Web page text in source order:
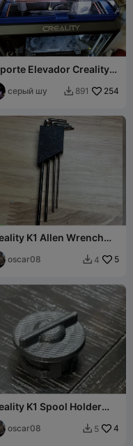
Elevador Creality
серый шу  891 254
K1 Allen Wrench
(NO SUPPORTS)
oscar08  4 5
K1 Spool Holder
(EASY TURNING)
oscar08  5 4